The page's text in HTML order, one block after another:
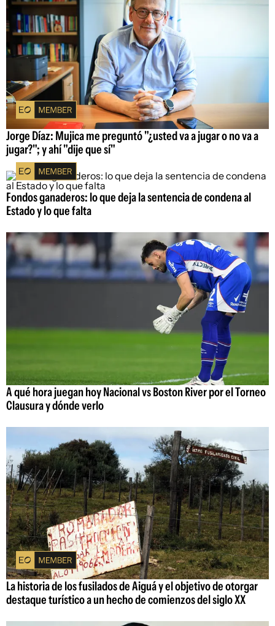
Jorge Díaz: Mujica me preguntó "¿usted va a jugar o no va a
jugar?"; y ahí "dije que sí"
Fondos ganaderos: lo que deja la sentencia de condena al
Estado y lo que falta
A qué hora juegan hoy Nacional vs Boston River por el Torneo
Clausura y dónde verlo
La historia de los fusilados de Aiguá y el objetivo de otorgar
destaque turístico a un hecho de comienzos del siglo XX